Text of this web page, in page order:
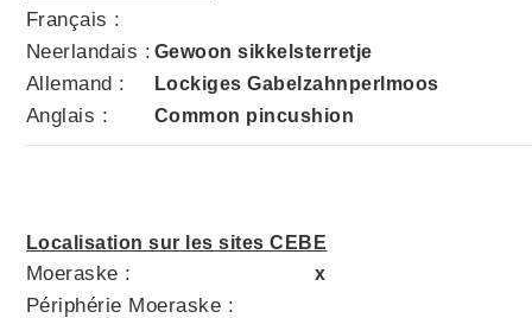
Français :
Neerlandais : Gewoon sikkelsterretje
Allemand : Lockiges Gabelzahnperlmoos
Anglais : Common pincushion
Localisation sur les sites CEBE
Moeraske : x
Périphérie Moeraske :